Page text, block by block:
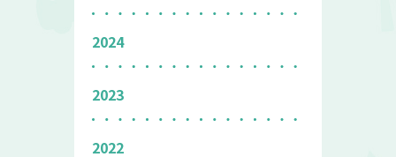
2024
2023
2022